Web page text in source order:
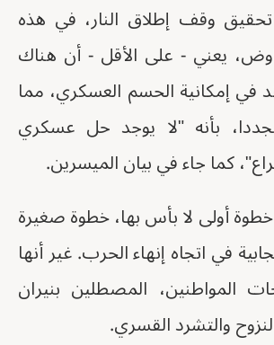
وقف إطلاق النار، في هذه
يعني - على الأقل - أن هناك
في إمكانية الحسم العسكري، مما
بأنه "لا يوجد حل عسكري
كما جاء في بيان الميسرين.
خطوة أولى لا بأس بها، خطوة صغيرة
في اتجاه إنهاء الحرب. غير أنها
المواطنين، المصطلين بنيران
والتشرد القسري.